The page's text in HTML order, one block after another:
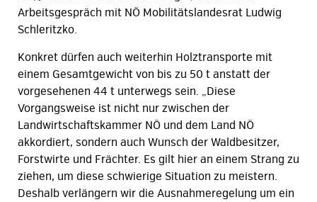
Arbeitsgespräch mit NÖ Mobilitätslandesrat Ludwig
Schleritzko.
Konkret dürfen auch weiterhin Holztransporte mit
einem Gesamtgewicht von bis zu 50 t anstatt der
vorgesehenen 44 t unterwegs sein. „Diese
Vorgangsweise ist nicht nur zwischen der
Landwirtschaftskammer NÖ und dem Land NÖ
akkordiert, sondern auch Wunsch der Waldbesitzer,
Forstwirte und Frächter. Es gilt hier an einem Strang zu
ziehen, um diese schwierige Situation zu meistern.
Deshalb verlängern wir die Ausnahmeregelung um ein